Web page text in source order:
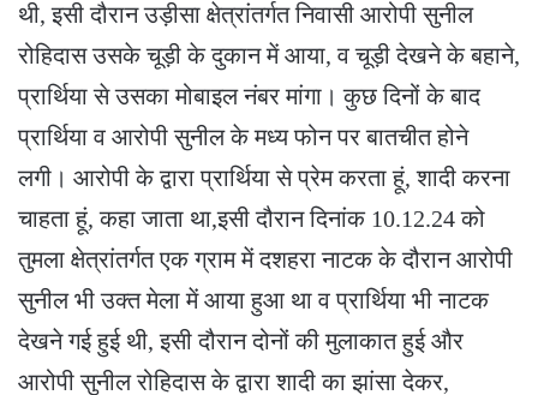
थी, इसी दौरान उड़ीसा क्षेत्रांतर्गत निवासी आरोपी सुनील
रोहिदास उसके चूड़ी के दुकान में आया, व चूड़ी देखने के बहाने,
प्रार्थिया से उसका मोबाइल नंबर मांगा। कुछ दिनों के बाद
प्रार्थिया व आरोपी सुनील के मध्य फोन पर बातचीत होने
लगी। आरोपी के द्वारा प्रार्थिया से प्रेम करता हूं, शादी करना
चाहता हूं, कहा जाता था,इसी दौरान दिनांक 10.12.24 को
तुमला क्षेत्रांतर्गत एक ग्राम में दशहरा नाटक के दौरान आरोपी
सुनील भी उक्त मेला में आया हुआ था व प्रार्थिया भी नाटक
देखने गई हुई थी, इसी दौरान दोनों की मुलाकात हुई और
आरोपी सुनील रोहिदास के द्वारा शादी का झांसा देकर,